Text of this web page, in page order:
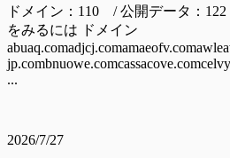
ドメイン：110 / 公開データ：
をみるには ドメイン
...
2026/7/27